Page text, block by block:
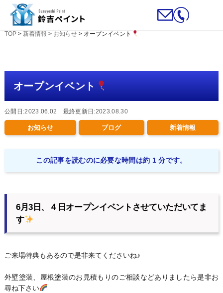
TOP> 新着情報 > お知らせ> オープンイベント
オープンイベント
公開日:2023.06.02 最終更新日:2023.08.30
お知らせ ブログ 新着情報
この記事を読むのに必要な時間は約 1 分です。
6月3日、４日オープンイベントさせていただいてま
す
ご来場特典もあるので是非来てくださいね♪
外壁塗装、屋根塗装のお見積もりのご相談などありましたら是非お
尋ね下さい